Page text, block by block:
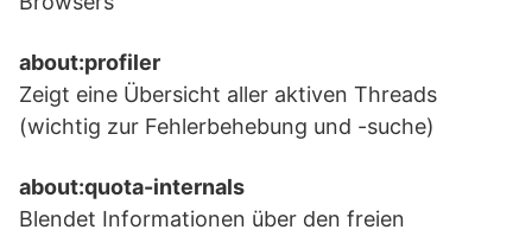
about:profiler
Zeigt eine Übersicht aller aktiven Threads
(wichtig zur Fehlerbehebung und -suche)
about:quota-internals
Blendet Informationen über den freien